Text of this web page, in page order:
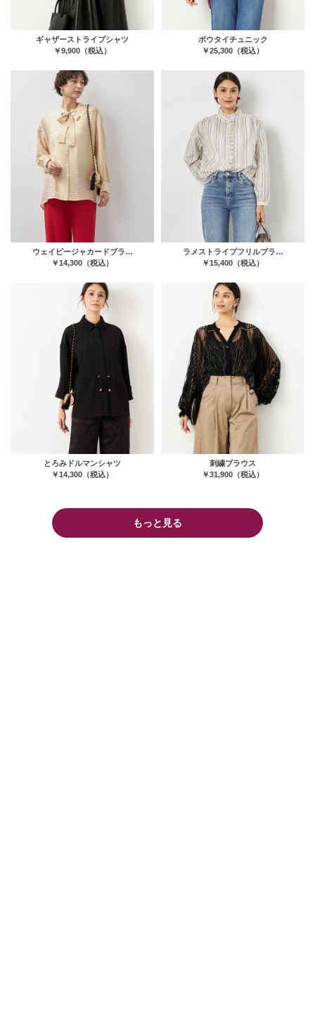
ギャザーストライプシャツ
￥9,900（税込）
ボウタイチュニック
￥25,300（税込）
ウェイビージャカードブラ…
￥14,300（税込）
ラメストライプフリルブラ…
￥15,400（税込）
とろみドルマンシャツ
￥14,300（税込）
刺繍ブラウス
￥31,900（税込）
もっと見る